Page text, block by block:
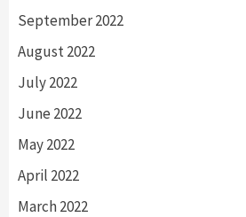
September 2022
August 2022
July 2022
June 2022
May 2022
April 2022
March 2022